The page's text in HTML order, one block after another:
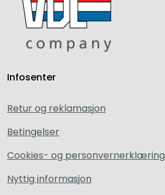
Infosenter
Retur og reklamasjon
Betingelser
Cookies- og personvernerklæring
Nyttig informasjon